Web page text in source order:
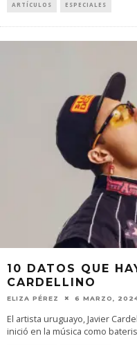
ARTÍCULOS ESPECIALES
10 DATOS QUE
CARDELLINO
ELIZA PÉREZ 6 MARZO,
El artista uruguayo, Javier
inició en la música como